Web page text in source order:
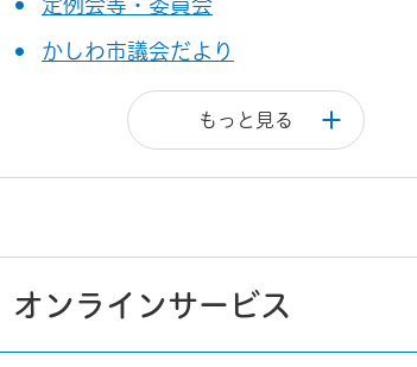
定例会等・委員会
かしわ市議会だより
もっと見る
オンラインサービス